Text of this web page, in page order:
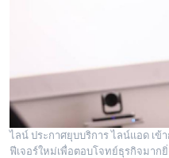
ไลน์ ประกาศยุบบริการ ไลน์แอด เข้
ฟีเจอร์ใหม่เพื่อตอบโจทย์ธุรกิจมาก